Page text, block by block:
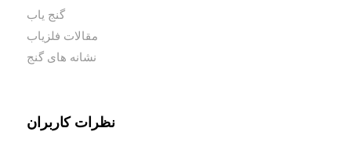
گنج یاب
مقالات فلزیاب
نشانه های گنج
نظرات کاربران